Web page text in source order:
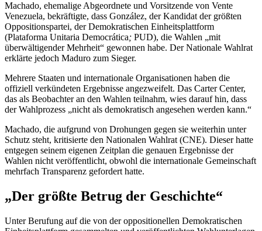
Machado, ehemalige Abgeordnete und Vorsitzende von Vente
Venezuela, bekräftigte, dass González, der Kandidat der größten
Oppositionspartei, der Demokratischen Einheitsplattform
(Plataforma Unitaria Democrática; PUD), die Wahlen „mit
überwältigender Mehrheit“ gewonnen habe. Der Nationale Wahlrat
erklärte jedoch Maduro zum Sieger.
Mehrere Staaten und internationale Organisationen haben die
offiziell verkündeten Ergebnisse angezweifelt. Das Carter Center,
das als Beobachter an den Wahlen teilnahm, wies darauf hin, dass
der Wahlprozess „nicht als demokratisch angesehen werden kann.“
Machado, die aufgrund von Drohungen gegen sie weiterhin unter
Schutz steht, kritisierte den Nationalen Wahlrat (CNE). Dieser hatte
entgegen seinem eigenen Zeitplan die genauen Ergebnisse der
Wahlen nicht veröffentlicht, obwohl die internationale Gemeinschaft
mehrfach Transparenz gefordert hatte.
„Der größte Betrug der Geschichte“
Unter Berufung auf die von der oppositionellen Demokratischen